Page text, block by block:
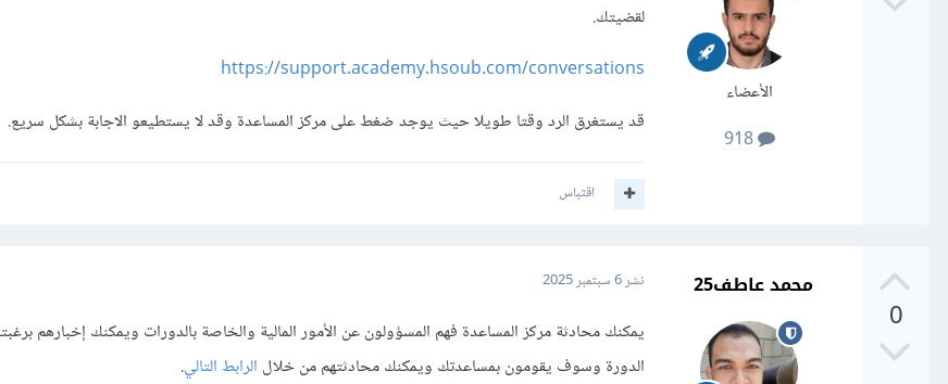
الأعضاء
918
لقضيتك.
https://support.academy.hsoub.com/conversations
قد يستغرق الرد وقتا طويلا حيث يوجد ضغط على مركز المساعدة وقد لا يستطيعو الاجابة بشكل سريع.
اقتباس
0
محمد عاطف25 نشر6 سبتمبر 2025
يمكنك محادثة مركز المساعدة فهم المسؤولون عن الأمور المالية والخاصة بالدورات ويمكنك إخبارهم
الدورة وسوف يقومون بمساعدتك ويمكنك محادثتهم من خلال الرابط التالي.